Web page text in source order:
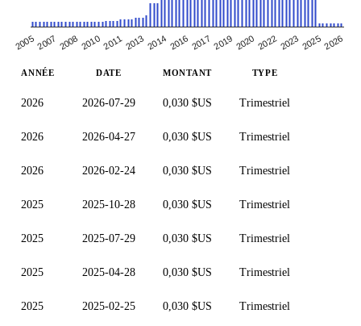
20052007 20082010201120132014 2016 2017 2019 2020 2022202320252026
ANNÉE DATE MONTANT TYPE
2026 2026-07-29 0,030 $US Trimestriel
2026 2026-04-27 0,030 $US Trimestriel
2026 2026-02-24 0,030 $US Trimestriel
2025 2025-10-28 0,030 $US Trimestriel
2025 2025-07-29 0,030 $US Trimestriel
2025 2025-04-28 0,030 $US Trimestriel
2025 2025-02-25 0,030 $US Trimestriel